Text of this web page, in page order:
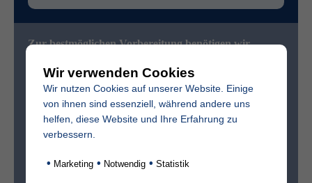
Zur bestmöglichen Vorbereitung benötigen wir
Vollständiger Name des Verstorbenen
Sterbedatum
Wir verwenden Cookies
Wir nutzen Cookies auf unserer Website. Einige
von ihnen sind essenziell, während andere uns
helfen, diese Website und Ihre Erfahrung zu
verbessern.
• Marketing • Notwendig • Statistik